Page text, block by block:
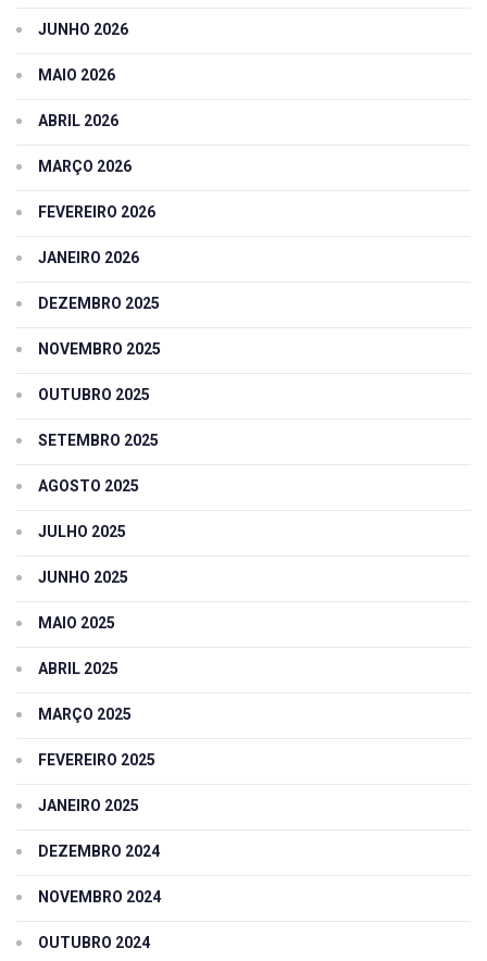
JUNHO 2026
MAIO 2026
ABRIL 2026
MARÇO 2026
FEVEREIRO 2026
JANEIRO 2026
DEZEMBRO 2025
NOVEMBRO 2025
OUTUBRO 2025
SETEMBRO 2025
AGOSTO 2025
JULHO 2025
JUNHO 2025
MAIO 2025
ABRIL 2025
MARÇO 2025
FEVEREIRO 2025
JANEIRO 2025
DEZEMBRO 2024
NOVEMBRO 2024
OUTUBRO 2024